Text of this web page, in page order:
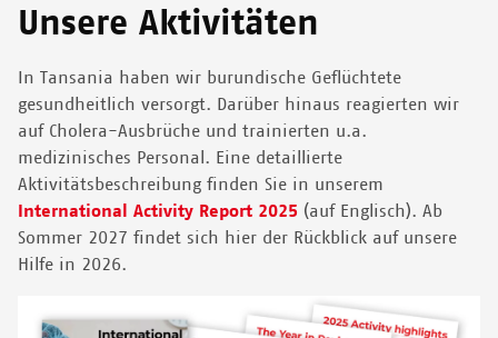
Unsere Aktivitäten
In Tansania haben wir burundische Geflüchtete
gesundheitlich versorgt. Darüber hinaus reagierten wir
auf Cholera-Ausbrüche und trainierten u.a.
medizinisches Personal. Eine detaillierte
Aktivitätsbeschreibung finden Sie in unserem
International Activity Report 2025 (auf Englisch). Ab
Sommer 2027 findet sich hier der Rückblick auf unsere
Hilfe in 2026.